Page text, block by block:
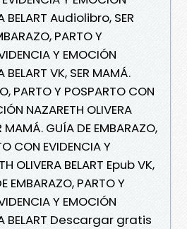
BELART Audiolibro, SER
PARTO Y
Y EMOCIÓN
BELART VK, SER MAMÁ.
PARTO Y POSPARTO CON
NAZARETH OLIVERA
MAMÁ. GUÍA DE EMBARAZO,
CON EVIDENCIA Y
OLIVERA BELART Epub VK,
EMBARAZO, PARTO Y
Y EMOCIÓN
BELART Descargar gratis